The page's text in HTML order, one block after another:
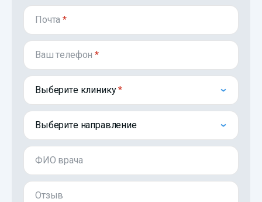
Почта*
Ваш телефон*
Выберите клинику
Выберите направление
ФИО врача
Отзыв